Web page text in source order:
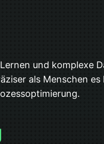
und komplexe
als Menschen es